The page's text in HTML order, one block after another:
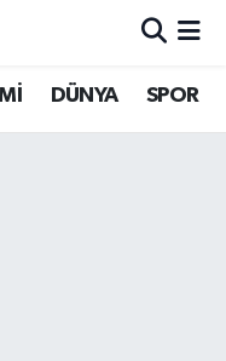
DÜNYA SPOR